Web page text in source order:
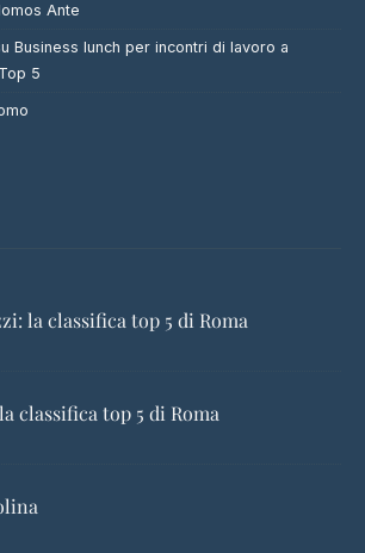
Ante
Business lunch per incontri di lavoro a
5
la classifica top 5 di Roma
classifica top 5 di Roma